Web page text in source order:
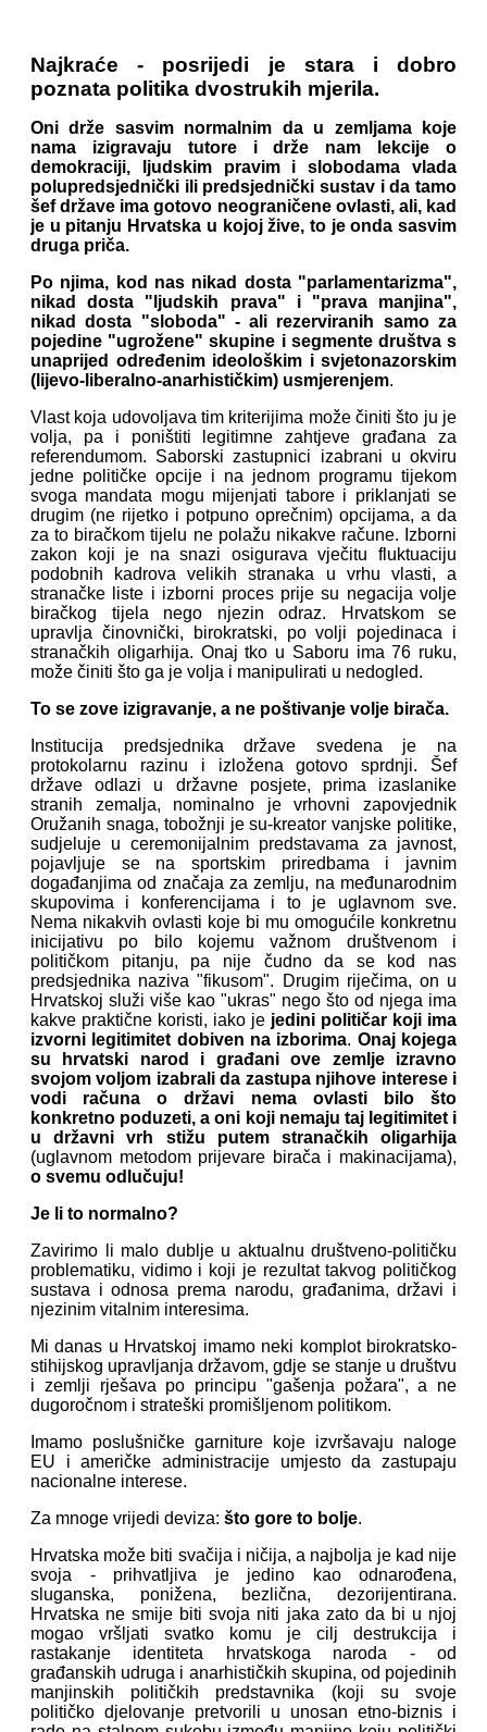
Najkraće - posrijedi je stara i dobro
poznata politika dvostrukih mjerila.
Oni drže sasvim normalnim da u zemljama koje
nama izigravaju tutore i drže nam lekcije o
demokraciji, ljudskim pravim i slobodama vlada
polupredsjednički ili predsjednički sustav i da tamo
šef države ima gotovo neograničene ovlasti, ali, kad
je u pitanju Hrvatska u kojoj žive, to je onda sasvim
druga priča.
Po njima, kod nas nikad dosta "parlamentarizma",
nikad dosta "ljudskih prava" i "prava manjina",
nikad dosta "sloboda" - ali rezerviranih samo za
pojedine "ugrožene" skupine i segmente društva s
unaprijed određenim ideološkim i svjetonazorskim
(lijevo-liberalno-anarhističkim) usmjerenjem.
Vlast koja udovoljava tim kriterijima može činiti što ju je
volja, pa i poništiti legitimne zahtjeve građana za
referendumom. Saborski zastupnici izabrani u okviru
jedne političke opcije i na jednom programu tijekom
svoga mandata mogu mijenjati tabore i priklanjati se
drugim (ne rijetko i potpuno oprečnim) opcijama, a da
za to biračkom tijelu ne polažu nikakve račune. Izborni
zakon koji je na snazi osigurava vječitu fluktuaciju
podobnih kadrova velikih stranaka u vrhu vlasti, a
stranačke liste i izborni proces prije su negacija volje
biračkog tijela nego njezin odraz. Hrvatskom se
upravlja činovnički, birokratski, po volji pojedinaca i
stranačkih oligarhija. Onaj tko u Saboru ima 76 ruku,
može činiti što ga je volja i manipulirati u nedogled.
To se zove izigravanje, a ne poštivanje volje birača.
Institucija predsjednika države svedena je na
protokolarnu razinu i izložena gotovo sprdnji. Šef
države odlazi u državne posjete, prima izaslanike
stranih zemalja, nominalno je vrhovni zapovjednik
Oružanih snaga, tobožnji je su-kreator vanjske politike,
sudjeluje u ceremonijalnim predstavama za javnost,
pojavljuje se na sportskim priredbama i javnim
događanjima od značaja za zemlju, na međunarodnim
skupovima i konferencijama i to je uglavnom sve.
Nema nikakvih ovlasti koje bi mu omogućile konkretnu
inicijativu po bilo kojemu važnom društvenom i
političkom pitanju, pa nije čudno da se kod nas
predsjednika naziva "fikusom". Drugim riječima, on u
Hrvatskoj služi više kao "ukras" nego što od njega ima
kakve praktične koristi, iako je jedini političar koji ima
izvorni legitimitet dobiven na izborima. Onaj kojega
su hrvatski narod i građani ove zemlje izravno
svojom voljom izabrali da zastupa njihove interese i
vodi računa o državi nema ovlasti bilo što
konkretno poduzeti, a oni koji nemaju taj legitimitet i
u državni vrh stižu putem stranačkih oligarhija
(uglavnom metodom prijevare birača i makinacijama),
o svemu odlučuju!
Je li to normalno?
Zavirimo li malo dublje u aktualnu društveno-političku
problematiku, vidimo i koji je rezultat takvog političkog
sustava i odnosa prema narodu, građanima, državi i
njezinim vitalnim interesima.
Mi danas u Hrvatskoj imamo neki komplot birokratsko-
stihijskog upravljanja državom, gdje se stanje u društvu
i zemlji rješava po principu "gašenja požara", a ne
dugoročnom i strateški promišljenom politikom.
Imamo poslušničke garniture koje izvršavaju naloge
EU i američke administracije umjesto da zastupaju
nacionalne interese.
Za mnoge vrijedi deviza: što gore to bolje.
Hrvatska može biti svačija i ničija, a najbolja je kad nije
svoja - prihvatljiva je jedino kao odnarođena,
sluganska, ponižena, bezlična, dezorijentirana.
Hrvatska ne smije biti svoja niti jaka zato da bi u njoj
mogao vršljati svatko komu je cilj destrukcija i
rastakanje identiteta hrvatskoga naroda - od
građanskih udruga i anarhističkih skupina, od pojedinih
manjinskih političkih predstavnika (koji su svoje
političko djelovanje pretvorili u unosan etno-biznis i